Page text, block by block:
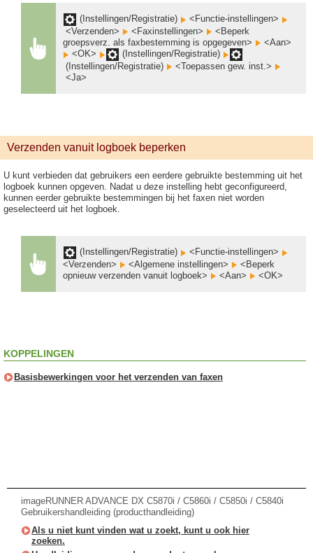
(Instellingen/Registratie)
<Functie-instellingen>
<Verzenden>
<Faxinstellingen>
<Beperk
groepsverz. als faxbestemming is opgegeven>
<Aan>
<OK>
(Instellingen/Registratie)
(Instellingen/Registratie)
<Toepassen gew. inst.>
<Ja>
Verzenden vanuit logboek beperken
U kunt verbieden dat gebruikers een eerdere gebruikte bestemming uit het
logboek kunnen opgeven. Nadat u deze instelling hebt geconfigureerd,
kunnen eerder gebruikte bestemmingen bij het faxen niet worden
geselecteerd uit het logboek.
(Instellingen/Registratie)
<Functie-instellingen>
<Verzenden>
<Algemene instellingen>
<Beperk
opnieuw verzenden vanuit logboek>
<Aan> <OK>
KOPPELINGEN
Basisbewerkingen voor het verzenden van faxen
imageRUNNER ADVANCE DX C5870i / C5860i / C5850i / C5840i
Gebruikershandleiding (producthandleiding)
Als u niet kunt vinden wat u zoekt, kunt u ook hier
zoeken.